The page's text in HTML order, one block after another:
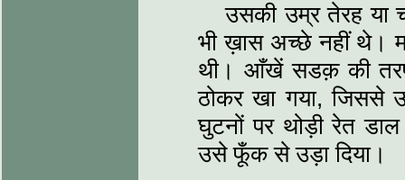
उसकी उम्र तेरह या
भी ख़ास अच्छे नहीं थे।
थी। आँखें सडक़ की
ठोकर खा गया, जिससे
घुटनों पर थोड़ी रेत
उसे फूँक से उड़ा दिया।